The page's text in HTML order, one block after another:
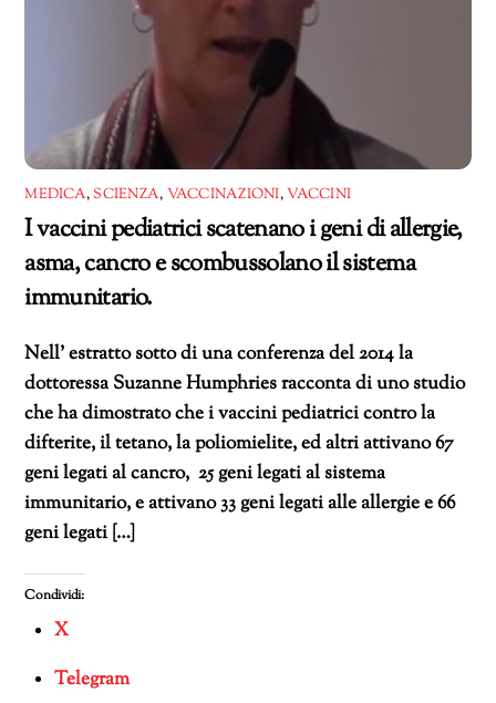
MEDICA,SCIENZA, VACCINAZIONI,VACCINI
I vaccini pediatrici scatenano i geni di allergie,
asma, cancro e scombussolano il sistema
immunitario.
Nell’ estratto sotto di una conferenza del 2014 la
dottoressa Suzanne Humphries racconta di uno studio
che ha dimostrato che i vaccini pediatrici contro la
difterite, il tetano, la poliomielite, ed altri attivano 67
geni legati al cancro, 25 geni legati al sistema
immunitario, e attivano 33 geni legati alle allergie e 66
geni legati […]
Condividi:
X
Telegram